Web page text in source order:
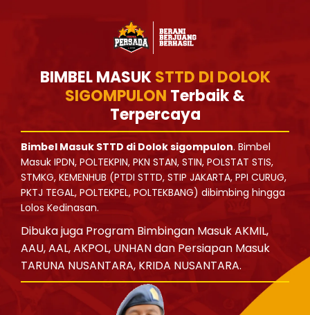
BIMBEL MASUKSTTD DI DOLOK
SIGOMPULON Terbaik &
Terpercaya
Bimbel Masuk STTD di Dolok sigompulon. Bimbel
Masuk IPDN, POLTEKPIN, PKN STAN, STIN, POLSTAT STIS,
STMKG, KEMENHUB (PTDI STTD, STIP JAKARTA, PPI CURUG,
PKTJ TEGAL, POLTEKPEL, POLTEKBANG) dibimbing hingga
Lolos Kedinasan.
Dibuka juga Program Bimbingan Masuk AKMIL,
AAU, AAL, AKPOL, UNHAN dan Persiapan Masuk
TARUNA NUSANTARA, KRIDA NUSANTARA.